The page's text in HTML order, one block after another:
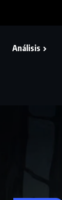
Análisis